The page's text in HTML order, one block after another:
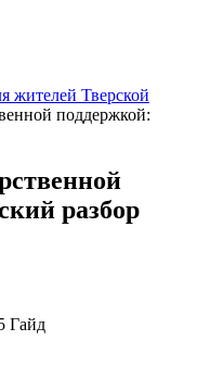
жителей Тверской
поддержкой:
разбор
Гайд